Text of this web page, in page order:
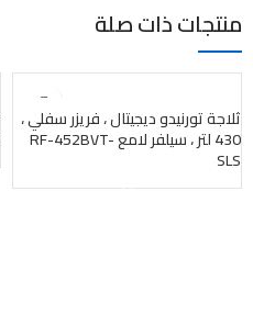
منتجات ذات صلة
ثلاجة تورنيدو ديجيتال ، فريزر سفلي ،
430 لتر ، سيلفر لامع RF-452BVT-
SLS